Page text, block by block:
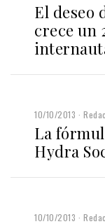
El deseo
crece un
10/10/2013
La
Hydra
10/10/2013